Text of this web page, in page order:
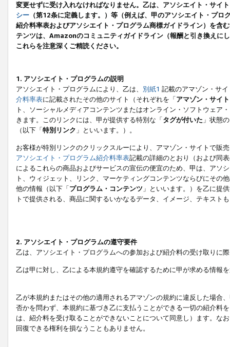
変更せずに受け入れなければなりません。乙は、アソシエイト・サイ
シー （第12条に定義します。）等（例えば、甲のアソシエイト・プ
紹介料率表およびアソシエイト・プログラム商標ガイドライン）を
テンツは、Amazonのコミュニティガイドライン（報酬と引き換えに
これらを注意深くご精読ください。
1. アソシエイト・プログラムの説明
アソシエイト・プログラムにより、乙は、 別紙1 記載のアマゾン・サ
介料率表に記載されたその他のサイト（それぞれを「アマゾン・サイト
ト、ソーシャルメディアコンテンツまたはオンライン・ソフトウェア
きます。このリンクには、甲が提供する特別な「タグが付いた 」状態
（以下「特別リンク 」といいます。）。
お客様が特別リンクのクリックスルーにより、アマゾン・サイトで販
アソシエイト・プログラム紹介料率表記載の詳細のとおり（および同
によるこれらの商品およびサービスの宣伝の便宜のため、甲は、アソ
ト、ウィジェット、リンク、マーケティングコンテンツならびにその
他の情報（以下「プログラム・コンテンツ 」といいます。）を乙に提
トで提供される、商品に関するいかなるデータ、イメージ、テキス
2. アソシエイト・プログラムの遵守要件
乙は、アソシエイト・プログラムへの参加および紹介料の受け取りに
乙は甲に対し、乙による本規約遵守を確認するために甲が求める情報
乙が本規約またはその他の適用されるアマゾンの規約に違反した場合
否かを問わず、本規約に基づき乙に支払うことができる一切の紹介料
は、紹介料を受け取ることができないことについて同意し）ます。な
回復できる権利を損なうこともありません。